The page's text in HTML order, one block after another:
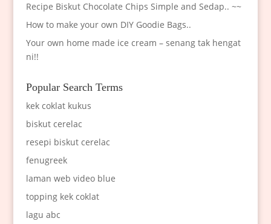
Recipe Biskut Chocolate Chips Simple and Sedap.. ~~
How to make your own DIY Goodie Bags..
Your own home made ice cream – senang tak hengat
ni!!
Popular Search Terms
kek coklat kukus
biskut cerelac
resepi biskut cerelac
fenugreek
laman web video blue
topping kek coklat
lagu abc